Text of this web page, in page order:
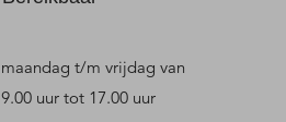
maandag t/m vrijdag van
9.00 uur tot 17.00 uur